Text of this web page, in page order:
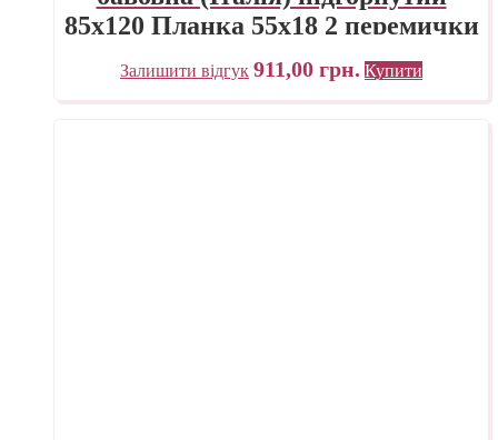
85х120 Планка 55х18 2 перемички
«Трек» Україна
Залишити відгук 911,00 грн. Купити